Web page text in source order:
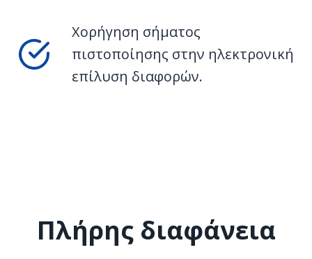
Χορήγηση σήματος
πιστοποίησης στην ηλεκτρονική
επίλυση διαφορών.
Πλήρης διαφάνεια